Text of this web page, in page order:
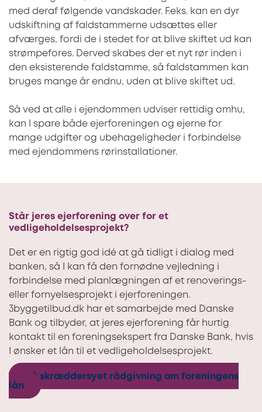
med deraf følgende vandskader. F.eks. kan en dyr
udskiftning af faldstammerne udsættes eller
afværges, fordi de i stedet for at blive skiftet ud kan
strømpefores. Derved skabes der et nyt rør inden i
den eksisterende faldstamme, så faldstammen kan
bruges mange år endnu, uden at blive skiftet ud.
Så ved at alle i ejendommen udviser rettidig omhu,
kan I spare både ejerforeningen og ejerne for
mange udgifter og ubehageligheder i forbindelse
med ejendommens rørinstallationer.
Står jeres ejerforening over for et
vedligeholdelsesprojekt?
Det er en rigtig god idé at gå tidligt i dialog med
banken, så I kan få den fornødne vejledning i
forbindelse med planlægningen af et renoverings-
eller fornyelsesprojekt i ejerforeningen.
3byggetilbud.dk har et samarbejde med Danske
Bank og tilbyder, at jeres ejerforening får hurtig
kontakt til en foreningsekspert fra Danske Bank, hvis
I ønsker et lån til et vedligeholdelsesprojekt.
Få skræddersyet rådgivning om foreningens
lån